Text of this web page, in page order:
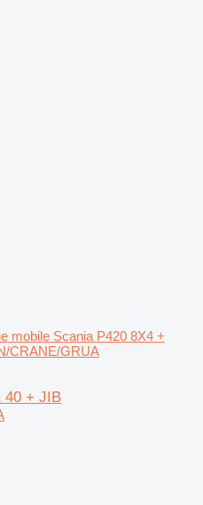
mobile Scania P420 8X4 +
CRANE/GRUA
40 + JIB